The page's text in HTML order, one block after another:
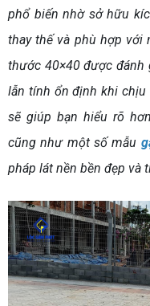
phổ biến nhờ sở hữu
thay thế và phù hợp với
thước 40×40 được đánh
lẫn tính ổn định khi
sẽ giúp bạn hiểu rõ
cũng như một số mẫu
pháp lát nền bền đẹp và